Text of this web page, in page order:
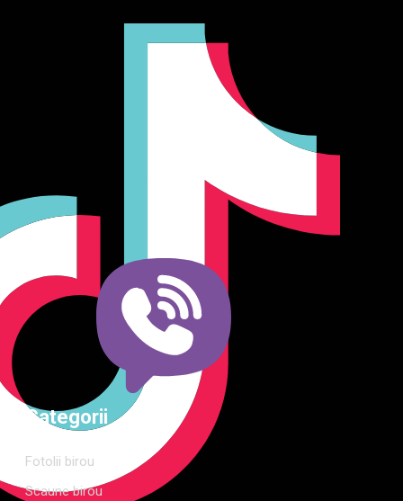
Producător și importator de mobilier în Chișinău. Descoperă
dormitor și grădină. Calitate, funcționalitate și design
modern pentru orice spațiu.Îți punem la dispoziție soluții
complete de amenajare direct de la producător, cu garanție
extinsă și consultanță gratuită pentru proiectul tău
Categorii
Fotolii birou
Scaune birou